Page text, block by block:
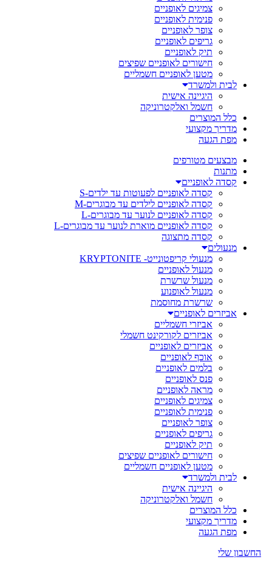
צמיגים לאופניים
פנימית לאופניים
צופר לאופניים
גריפים לאופניים
תיק לאופניים
חישורים לאופניים שפיצים
מטען לאופניים חשמליים
לבית ולמשרד
היגיינה אישית
חשמל ואלקטרוניקה
כלל המוצרים
מדריך מקצועי
מפת הגעה
מבצעים מטורפים
מתנות
קסדה לאופניים
קסדה לאופניים לפעוטות עד ילדים-S
קסדה לאופניים לילדים עד מבוגרים-M
קסדה לאופניים לנוער עד מבוגרים-L
קסדה לאופניים מוארת לנוער עד מבוגרים-L
קסדה מתצוגה
מנעולים
מנעולי קריפטונייט- KRYPTONITE
מנעול לאופניים
מנעול שרשרת
מנעול לאופנוע
שרשרת מחוסמת
אביזרים לאופניים
אביזרי חשמליים
אביזרים לקורקינט חשמלי
אביזרים לאופניים
אוכף לאופניים
בלמים לאופניים
פנס לאופניים
מראה לאופניים
צמיגים לאופניים
פנימית לאופניים
צופר לאופניים
גריפים לאופניים
תיק לאופניים
חישורים לאופניים שפיצים
מטען לאופניים חשמליים
לבית ולמשרד
היגיינה אישית
חשמל ואלקטרוניקה
כלל המוצרים
מדריך מקצועי
מפת הגעה
החשבון שלי